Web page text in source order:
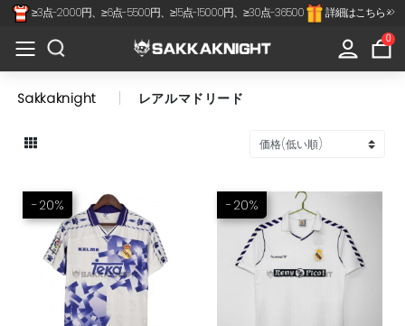
≥3点-2000円、≥6点-5500円、≥15点-15000円、≥30点-36500 詳細はこちら >>
×
0
All
Categories
スペインリーグ
フランスリーグ
プレミアリーグ
Sakkaknight レアルマドリード
-20% -20%